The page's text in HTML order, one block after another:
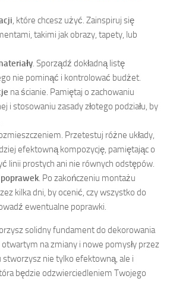
, które chcesz użyć. Zainspiruj się
takimi jak obrazy, tapety, lub
. Sporządź dokładną listę
nie pominąć i kontrolować budżet.
na ścianie. Pamiętaj o zachowaniu
i stosowaniu zasady złotego podziału, by
Przetestuj różne układy,
efektowną kompozycję, pamiętając o
linii prostych ani nie równych odstępów.
. Po zakończeniu montażu
kilka dni, by ocenić, czy wszystko do
ewentualne poprawki.
solidny fundament do dekorowania
na zmiany i nowe pomysły przez
stworzysz nie tylko efektowną, ale i
będzie odzwierciedleniem Twojego